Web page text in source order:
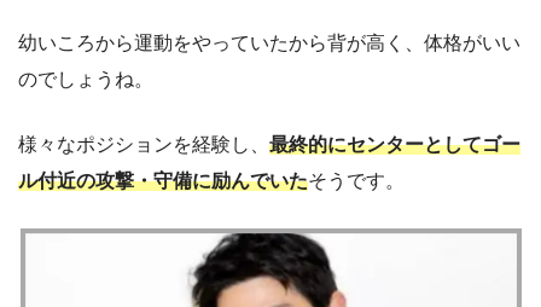
幼いころから運動をやっていたから背が高く、体格がいい
のでしょうね。
様々なポジションを経験し、 最終的にセンターとしてゴー
ル付近の攻撃・守備に励んでいたそうです。